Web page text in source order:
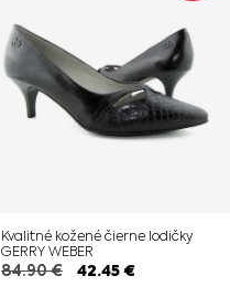
Kvalitné kožené čierne lodičky
GERRY WEBER
84.90€ 42.45€